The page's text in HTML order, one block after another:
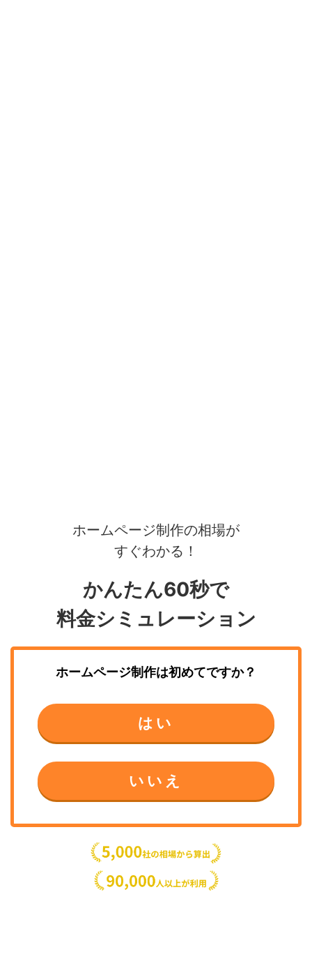
ホームページ制作の相場が
すぐわかる！
かんたん60秒で
料金シミュレーション
ホームページ制作は初めてですか？
はい
いいえ